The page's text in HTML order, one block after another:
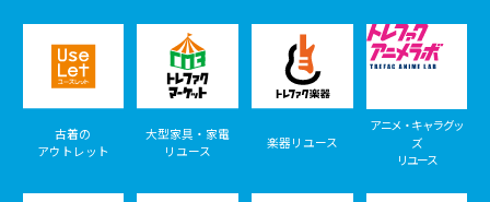
古着の
アウトレット
大型家具・家電
リユース
楽器リユース
アニメ・キャラグッ
ズ
リユース